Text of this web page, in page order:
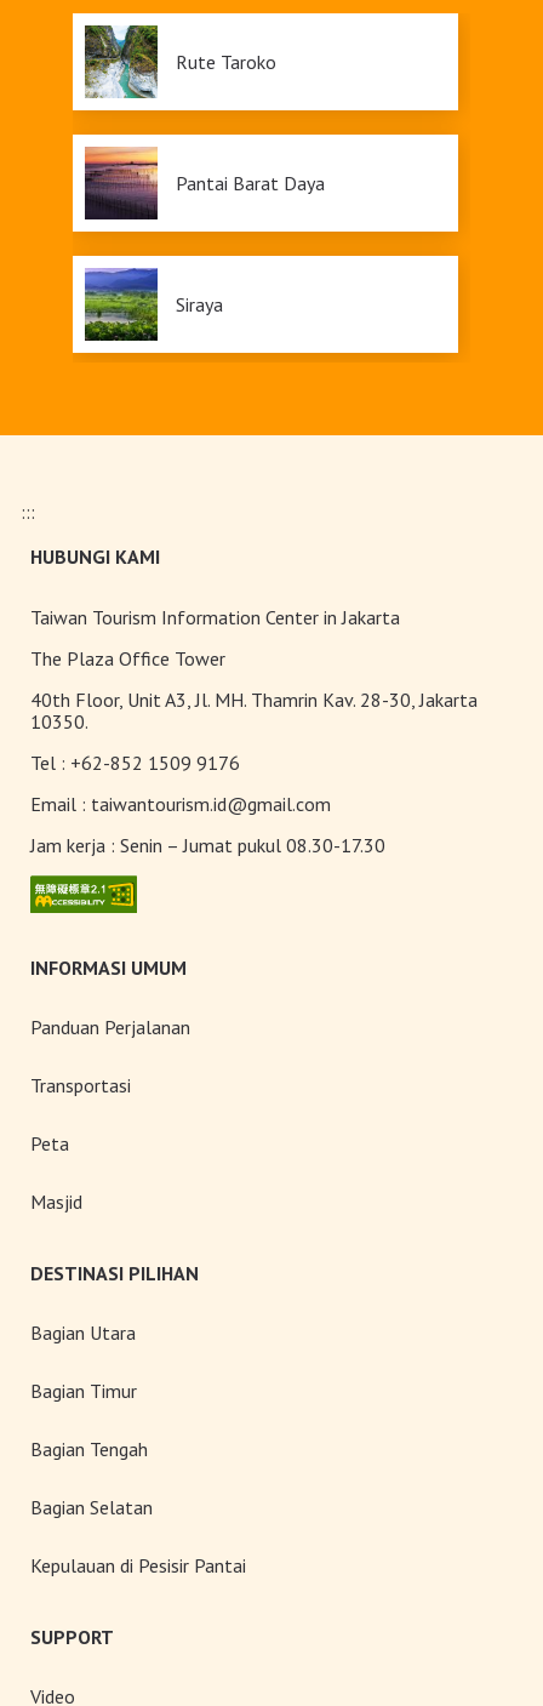
Rute Taroko
Pantai Barat Daya
Siraya
Alishan
:::
HUBUNGI KAMI
Taiwan Tourism Information Center in Jakarta
The Plaza Office Tower
40th Floor, Unit A3, Jl. MH. Thamrin Kav. 28-30, Jakarta
10350.
Tel : +62-852 1509 9176
Email : taiwantourism.id@gmail.com
Jam kerja : Senin – Jumat pukul 08.30-17.30
INFORMASI UMUM
Panduan Perjalanan
Transportasi
Peta
Masjid
DESTINASI PILIHAN
Bagian Utara
Bagian Timur
Bagian Tengah
Bagian Selatan
Kepulauan di Pesisir Pantai
SUPPORT
Video